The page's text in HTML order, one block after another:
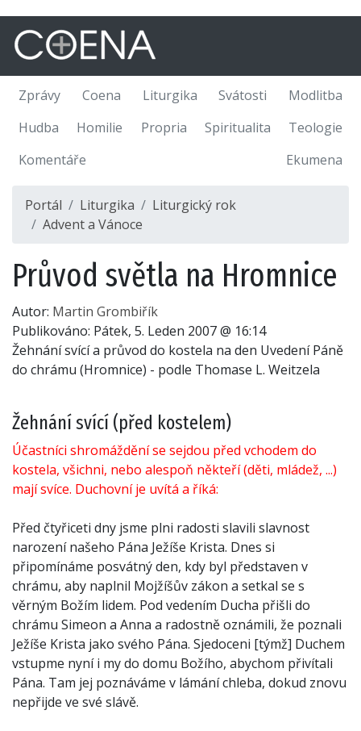
Zprávy Coena Liturgika Svátosti
Modlitba
Hudba
Homilie Propria Spiritualita
Teologie
Komentáře
Ekumena
Portál Liturgika
Liturgický rok
Advent a Vánoce
Průvod světla na Hromnice
Autor: Martin Grombiřík
Publikováno: Pátek, 5. Leden 2007 @ 16:14
Žehnání svící a průvod do kostela na den Uvedení Páně
do chrámu (Hromnice) - podle Thomase L. Weitzela
Žehnání svící (před kostelem)
Účastníci shromáždění se sejdou před vchodem do
kostela, všichni, nebo alespoň někteří (děti, mládež, ...)
mají svíce. Duchovní je uvítá a říká:
Před čtyřiceti dny jsme plni radosti slavili slavnost
narození našeho Pána Ježíše Krista. Dnes si
připomínáme posvátný den, kdy byl představen v
chrámu, aby naplnil Mojžíšův zákon a setkal se s
věrným Božím lidem. Pod vedením Ducha přišli do
chrámu Simeon a Anna a radostně oznámili, že poznali
Ježíše Krista jako svého Pána. Sjedoceni [týmž] Duchem
vstupme nyní i my do domu Božího, abychom přivítali
Pána. Tam jej poznáváme v lámání chleba, dokud znovu
nepřijde ve své slávě.